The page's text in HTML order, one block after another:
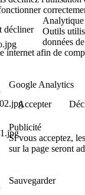
décliner
Analytique
Outils
données
internet afin de
Google Analytics
Accepter
Publicité
Si vous acceptez,
sur la page seront
Sauvegarder